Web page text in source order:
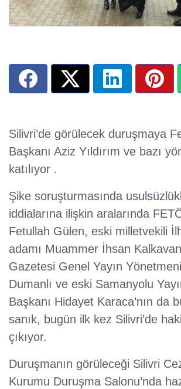
Silivri’de görülecek duruşmaya
Başkanı Aziz Yıldırım ve bazı
katılıyor .
Şike soruşturmasında
iddialarına ilişkin aralarında
Fetullah Gülen, eski milletvekili
adamı Muammer İhsan
Gazetesi Genel Yayın
Dumanlı ve eski Samanyolu
Başkanı Hidayet Karaca’nın da
sanık, bugün ilk kez Silivri’de
çıkıyor.
Duruşmanın görüleceği Silivri
Kurumu Duruşma Salonu’nda